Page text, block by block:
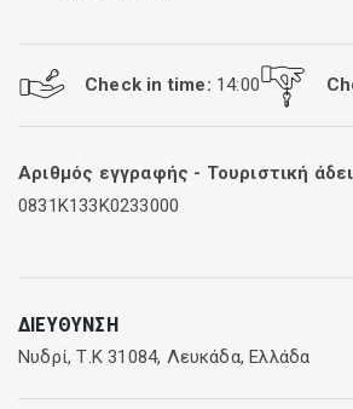
Check in time: 14:00
Αριθμός εγγραφής - Τουριστική
0831K133K0233000
ΔΙΕΎΘΥΝΣΗ
Νυδρί, Τ.Κ 31084, Λευκάδα, Ελλάδα